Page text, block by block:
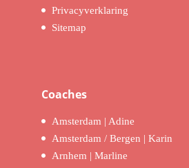
Privacyverklaring
Sitemap
Coaches
Amsterdam | Adine
Amsterdam / Bergen | Karin
Arnhem | Marline